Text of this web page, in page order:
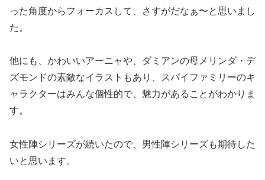
った角度からフォーカスして、さすがだなぁ〜と思いまし
た。
他にも、かわいいアーニャや、ダミアンの母メリンダ・デ
ズモンドの素敵なイラストもあり、スパイファミリーのキ
ャラクターはみんな個性的で、魅力があることがわかりま
す。
女性陣シリーズが続いたので、男性陣シリーズも期待した
いと思います。